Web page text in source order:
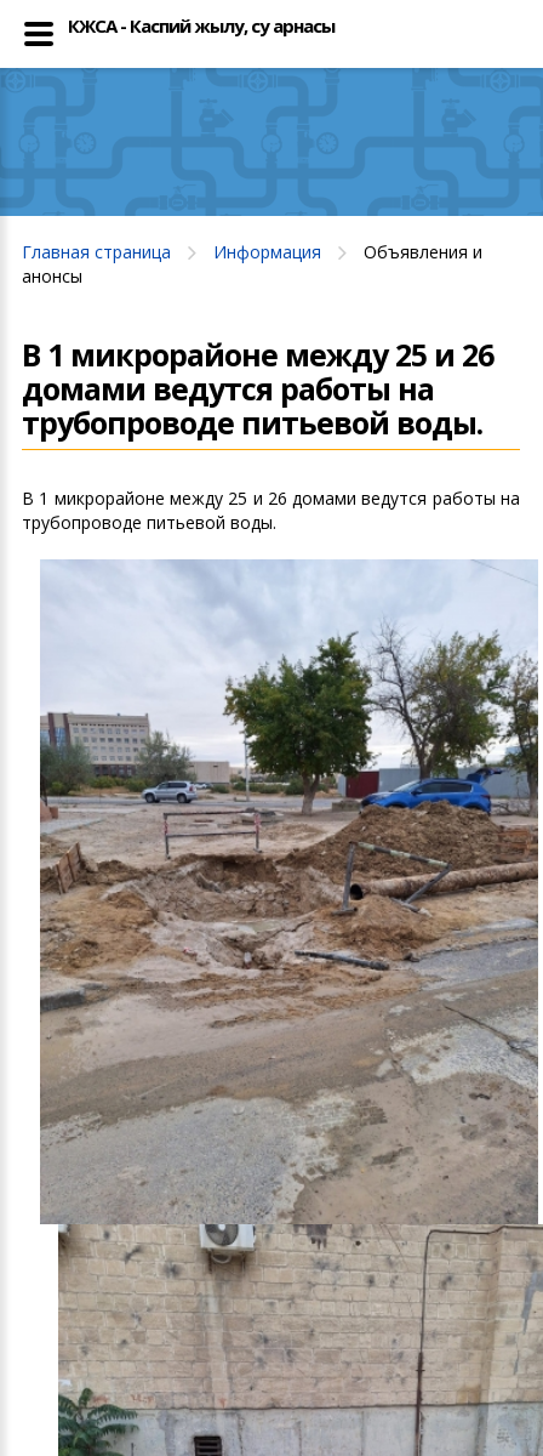
Главная страница Информация
Объявления и
анонсы
В 1 микрорайоне между 25 и 26
домами ведутся работы на
трубопроводе питьевой воды.
В 1 микрорайоне между 25 и 26 домами ведутся работы на
трубопроводе питьевой воды.
КЖСА - Каспий жылу, су арнасы